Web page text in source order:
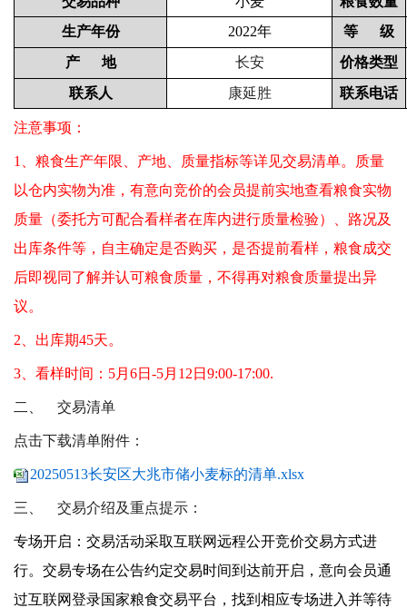
生产年份
2022年 等
级
产
地 长安
价格类型
联系人
康延胜 联系电话
注意事项：
1、粮食生产年限、产地、质量指标等详见交易清单。质量
以仓内实物为准，有意向竞价的会员提前实地查看粮食实物
质量（委托方可配合看样者在库内进行质量检验）、路况及
出库条件等，自主确定是否购买，是否提前看样，粮食成交
后即视同了解并认可粮食质量，不得再对粮食质量提出异
议。
2 、出库期45天。
3 、看样时间：5月6日-5月12日9:00-17:00.
二、 交易清单
点击下载清单附件：
20250513长安区大兆市储小麦标的清单.xlsx
三、 交易介绍及重点提示：
专场开启：交易活动采取互联网远程公开竞价交易方式进
行。交易专场在公告约定交易时间到达前开启，意向会员通
过互联网登录国家粮食交易平台，找到相应专场进入并等待